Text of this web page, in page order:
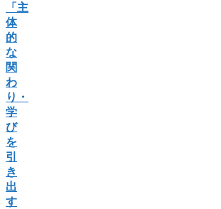
「主
体
的
な
関
わ
り・
学
び
を
引
き
出
す